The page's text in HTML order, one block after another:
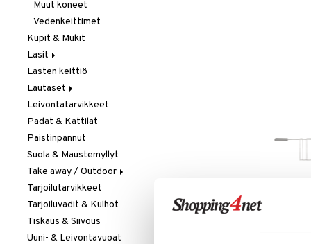
LISÄÄ TOIVELISTALLE
Muut koneet
Vedenkeittimet
Kupit & Mukit
Lasit
Juoma- & Cocktailasit
Juomalasit
Olutlasit
Shamppanjalasit
Snapsi- & Aveclasit
Viinilasit
Whiskey- & Konjakkilasit
Lasten keittiö
Lautaset
Asetit
Ruokalautaset
Syvät lautaset
Leivontatarvikkeet
Padat & Kattilat
Paistinpannut
Suola & Maustemyllyt
Take away / Outdoor
Eväslaatikot
Pullot
Termoskannut
Termosmukit
Tarjoilutarvikkeet
Tarjoiluvadit & Kulhot
Tiskaus & Siivous
Uuni- & Leivontavuoat